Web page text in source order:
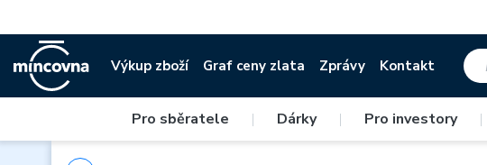
Výkup zboží Graf ceny zlata Zprávy Kontakt
Pro sběratele | Dárky | Pro investory |